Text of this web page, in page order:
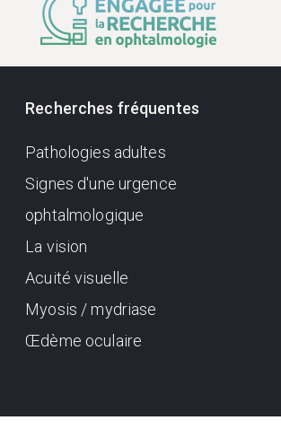
Recherches fréquentes
Pathologies adultes
Signes d'une urgence
ophtalmologique
La vision
Acuité visuelle
Myosis / mydriase
Œdème oculaire